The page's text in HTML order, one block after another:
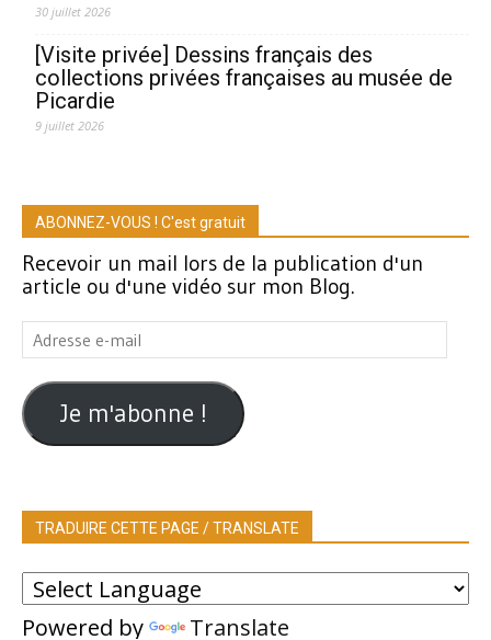
30 juillet 2026
[Visite privée] Dessins français des
collections privées françaises au musée de
Picardie
9 juillet 2026
ABONNEZ-VOUS ! C'est gratuit
Recevoir un mail lors de la publication d'un
article ou d'une vidéo sur mon Blog.
Adresse
e-
mail
Je m'abonne !
TRADUIRE CETTE PAGE / TRANSLATE
Powered by Translate